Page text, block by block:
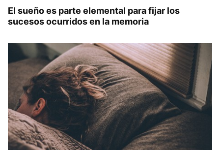
El sueño es parte elemental para fijar los
sucesos ocurridos en la memoria